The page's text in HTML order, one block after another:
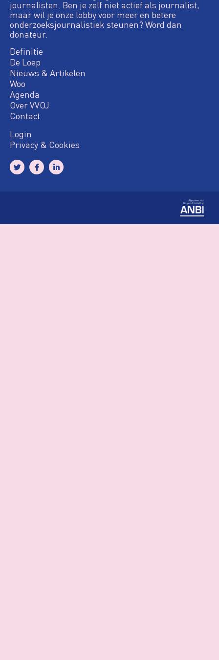
journalisten. Ben je zelf niet actief als journalist,
maar wil je onze lobby voor meer en betere
onderzoeksjournalistiek steunen? Word dan
donateur.
Definitie
De Loep
Nieuws & Artikelen
Woo
Agenda
Over VVOJ
Contact
Login
Privacy & Cookies